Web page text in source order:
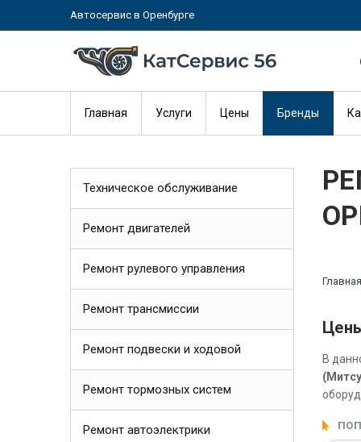
Автосервис в Оренбурге
Главная Услуги Цены Бренды
Главная
В
Техническое обслуживание
Ремонт двигателей
Ремонт рулевого управления
Ремонт трансмиссии
Ремонт подвески и ходовой
Ремонт тормозных систем
Ремонт автоэлектрики